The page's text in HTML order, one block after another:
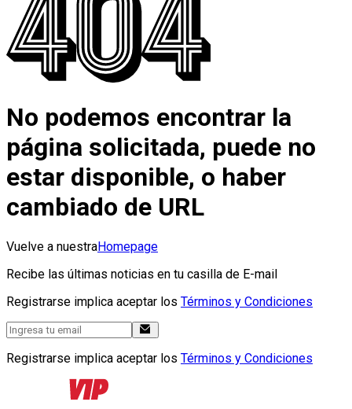
No podemos encontrar la
página solicitada, puede no
estar disponible, o haber
cambiado de URL
Vuelve a nuestraHomepage
Recibe las últimas noticias en tu casilla de E-mail
Registrarse implica aceptar los Términos y Condiciones
Registrarse implica aceptar los Términos y Condiciones